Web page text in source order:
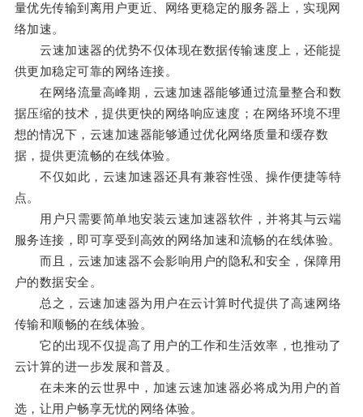
量优先传输到离用户更近、网络更稳定的服务器上，实现网
络加速。
云速加速器的优势不仅体现在数据传输速度上，还能提
供更加稳定可靠的网络连接。
在网络流量高峰期，云速加速器能够通过流量整合和数
据压缩的技术，提供更快的网络响应速度；在网络环境不理
想的情况下，云速加速器能够通过优化网络质量和缓存数
据，提供更流畅的在线体验。
不仅如此，云速加速器还具有兼容性强、操作便捷等特
点。
用户只需要简单地安装云速加速器软件，并将其与云端
服务连接，即可享受到高效的网络加速和流畅的在线体验。
而且，云速加速器不会影响用户的隐私和安全，保障用
户的数据安全。
总之，云速加速器为用户在云计算时代提供了高速网络
传输和顺畅的在线体验。
它的出现不仅提高了用户的工作和生活效率，也推动了
云计算的进一步发展和普及。
在未来的云世界中，加速云速加速器必将成为用户的首
选，让用户畅享无忧的网络体验。